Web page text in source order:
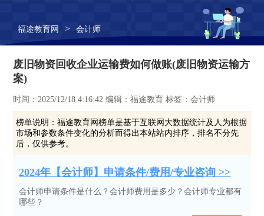
福途教育网 > 会计师
废旧物资回收企业运输费如何做账(废旧物资运输方
案)
时间：2025/12/18 4:16:42 编辑：福途教育 标签：会计师
榜单说明：福途教育网榜单是基于互联网大数据统计及人为根据
市场和参数条件变化的分析而得出本站站内排序，排名不分先
后，仅供参考。
2024年【会计师】申请条件/费用/专业咨询 >>
会计师申请条件是什么？会计师费用是多少？会计师专业都有
哪些？